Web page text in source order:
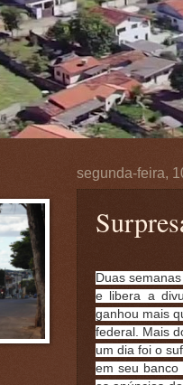
segunda-feira,
Duas
e libera a
ganhou mais
federal. Mais
um dia foi o
em seu